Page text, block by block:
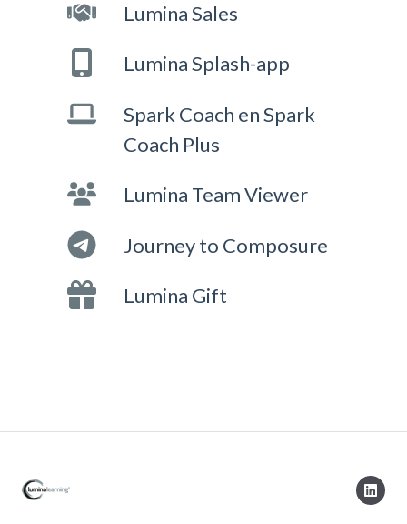
Lumina Sales
Lumina Splash-app
Spark Coach en Spark
Coach Plus
Lumina Team Viewer
Journey to Composure
Lumina Gift